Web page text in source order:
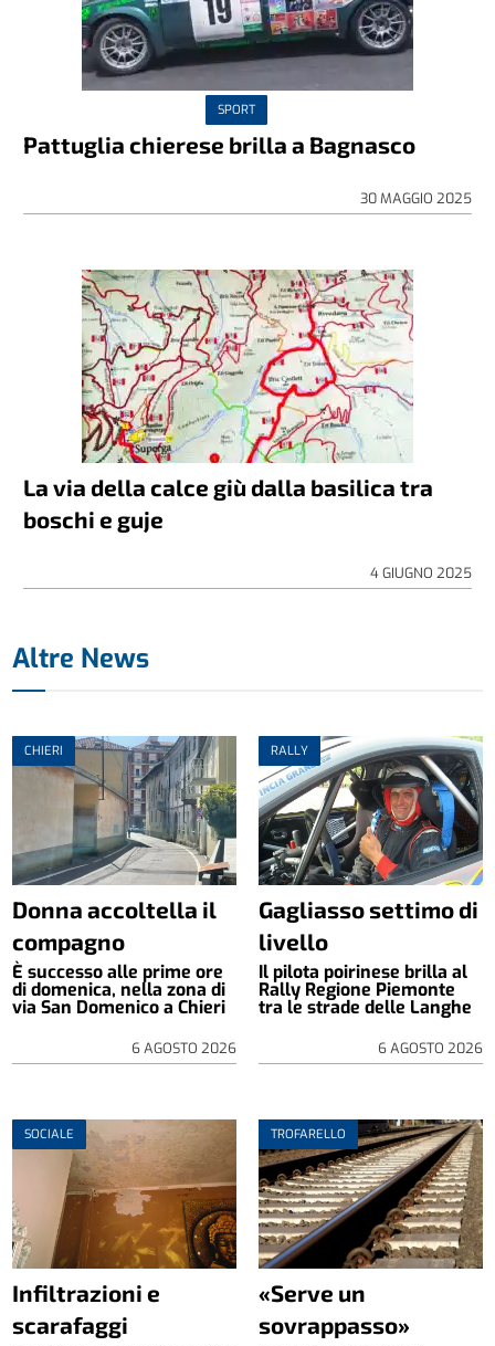
SPORT
Pattuglia chierese brilla a Bagnasco
30 MAGGIO 2025
La via della calce giù dalla basilica tra
boschi e guje
4 GIUGNO 2025
Altre News
CHIERI
Donna accoltella il
compagno
È successo alle prime ore
di domenica, nella zona di
via San Domenico a Chieri
6 AGOSTO 2026
RALLY
Gagliasso settimo di
livello
Il pilota poirinese brilla al
Rally Regione Piemonte
tra le strade delle Langhe
6 AGOSTO 2026
SOCIALE
Infiltrazioni e
scarafaggi
TROFARELLO
«Serve un
sovrappasso»